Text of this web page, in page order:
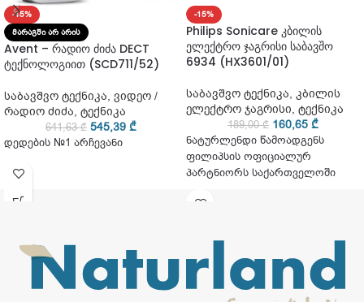
-15%
ᲛᲐᲠᲐᲒᲨᲘ ᲐᲠ ᲐᲠᲘᲡ
Avent – რადიო ძიძა DECT
ტექნოლოგიით (SCD711/52)
საბავშვო ტექნიკა, ვიდეო /
რადიო ძიძა, ტექნიკა
641,63₾ 545,39 ₾
დედების №1 არჩევანი
-15%
Philips Sonicare კბილის
ელექტრო ჯაგრისი საბავშო
6934 (HX3601/01)
საბავშვო ტექნიკა, კბილის
ელექტრო ჯაგრისი, ტექნიკა
189,00₾ 160,65 ₾
ნატურლენდი წამოადგენს
ფილიპსის ოფიციალურ
პარტნიორს საქართველოში